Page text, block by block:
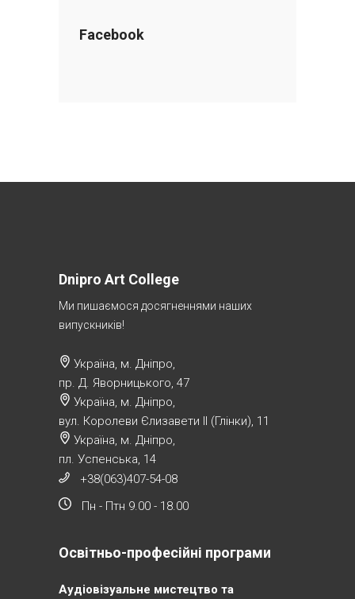
Facebook
Dnipro Art College
Ми пишаємося досягненнями наших
випускників!
Україна, м. Дніпро,
пр. Д. Яворницького, 47
Україна, м. Дніпро,
вул. Королеви Єлизавети ІІ (Глінки), 11
Україна, м. Дніпро,
пл. Успенська, 14
+38(063)407-54-08
Пн - Птн 9.00 - 18.00
Освітньо-професійні програми
Аудіовізуальне мистецтво та